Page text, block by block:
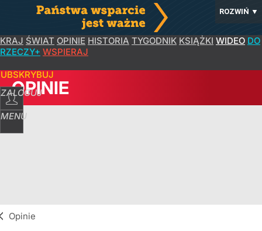
ROZWIŃ ▼
KRAJ ŚWIAT OPINIE HISTORIA TYGODNIK KSIĄŻKI WIDEO DO
RZECZY+ WSPIERAJ
ZALOGUJ
MENU
OPINIE
Opinie